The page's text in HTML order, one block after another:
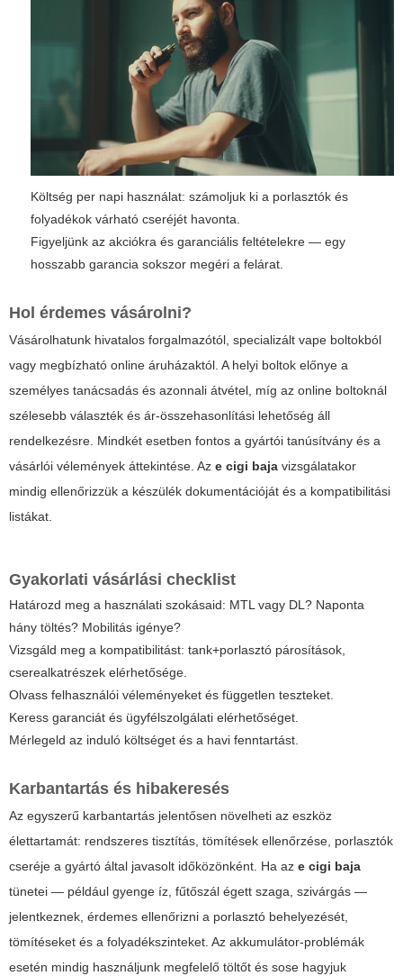
Költség per napi használat: számoljuk ki a porlasztók és
folyadékok várható cseréjét havonta.
Figyeljünk az akciókra és garanciális feltételekre — egy
hosszabb garancia sokszor megéri a felárat.
Hol érdemes vásárolni?
Vásárolhatunk hivatalos forgalmazótól, specializált vape boltokból
vagy megbízható online áruházaktól. A helyi boltok előnye a
személyes tanácsadás és azonnali átvétel, míg az online boltoknál
szélesebb választék és ár-összehasonlítási lehetőség áll
rendelkezésre. Mindkét esetben fontos a gyártói tanúsítvány és a
vásárlói vélemények áttekintése. Az e cigi baja vizsgálatakor
mindig ellenőrizzük a készülék dokumentációját és a kompatibilitási
listákat.
Gyakorlati vásárlási checklist
Határozd meg a használati szokásaid: MTL vagy DL? Naponta
hány töltés? Mobilitás igénye?
Vizsgáld meg a kompatibilitást: tank+porlasztó párosítások,
cserealkatrészek elérhetősége.
Olvass felhasználói véleményeket és független teszteket.
Keress garanciát és ügyfélszolgálati elérhetőséget.
Mérlegeld az induló költséget és a havi fenntartást.
Karbantartás és hibakeresés
Az egyszerű karbantartás jelentősen növelheti az eszköz
élettartamát: rendszeres tisztítás, tömítések ellenőrzése, porlasztók
cseréje a gyártó által javasolt időközönként. Ha az e cigi baja
tünetei — például gyenge íz, fűtőszál égett szaga, szivárgás —
jelentkeznek, érdemes ellenőrizni a porlasztó behelyezését,
tömítéseket és a folyadékszinteket. Az akkumulátor-problémák
esetén mindig használjunk megfelelő töltőt és sose hagyjuk